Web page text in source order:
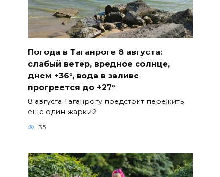
Погода в Таганроге 8 августа:
слабый ветер, вредное солнце,
днем +36°, вода в заливе
прогреется до +27°
8 августа Таганрогу предстоит пережить
еще один жаркий
35